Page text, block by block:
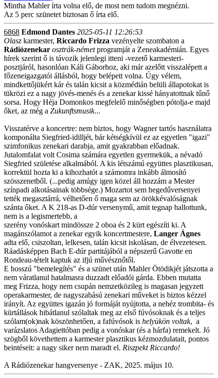
Mintha Mahler írta volna elő, de most nem tudom megnézni.
Az 5 perc szünetet biztosan ő írta elő.
6868 Edmond Dantes 2025-05-11 12:26:53
Olasz karmester, Riccardo Frizza vezényelte szombaton a
Rádiózenekar osztrák-németprogramját a Zeneakadémián. Egyes
hírek szerint ő is távozik jelenlegi itteni -vezető karmesteri-
posztjáról, hasonlóan Káli Gáborhoz, aki már azelőtt visszalépett a
főzeneigazgatói állásból, hogy belépett volna. Úgy vélem,
mindkettőjükért kár és talán kicsit a közmédián belüli állapotokat is
tükrözi ez a nagy jövés-menés és a zenekar kissé hányatottnak tűnő
sorsa. Hogy Héja Domonkos megfelelő minőségben pótolja-e majd
őket, az még a Zukunftsmusik...
Visszatérve a koncertre: nem biztos, hogy Wagner tartós használatra
komponálta Siegfried-idilljét, bár kétségkívül ez az egyetlen "igazi"
szimfonikus zenekari darabja, amit gyakrabban előadnak.
Jutalomfalat volt Cosima számára egyetlen gyermekük, a névadó
Siegfried születése alkalmából. A kis létszámú együttes plasztikusan,
korrektül hozta ki a kihozhatót a számomra inkább álmosító
szösszenetből. (...pedig amúgy igen közel áll hozzám a Mester
színpadi alkotásainak többsége.) Mozartot sem hegedűversenyei
tették megasztárrá, vélhetően ő maga sem az örökkévalóságnak
szánta őket. A K 218-as D-dúr versenymű, amit tegnap hallottunk,
nem is a legismertebb, a
szerény vonóskart mindössze 2 oboa és 2 kürt egészíti ki. A
magánszólamot a zenekar egyik koncertmestere, Langer Ágnes
adta elő, csiszoltan, lelkesen, talán kicsit iskolásan, de élvezetesen.
Ráadásképpen Bach E-dúr partitájából a népszerű Gavotte en
Rondeau-tételt kaptuk az ifjú művésznőtől.
E hosszú "bemelegítés" és a szünet után Mahler Ötödikjét játszotta a
nem váratlanul hatalmasra duzzadt előadói gárda. Ebben mutatta
meg Frizza, hogy nem csupán nemzetközileg is magasan jegyzett
operakarmester, de nagyszabású zenekari műveket is biztos kézzel
irányít. Az együttes igazán jó formáját nyújtotta, a nehéz trombita- és
kürtállások hibátlanul szólaltak meg az első fúvósoknak és a teljes
szólam(ok)nak köszönhetően, a fafúvósok is helyükön voltak, a
varázslatos Adagiettóban pedig a vonóskar (és a hárfa) remekelt. Jó
szögből követhettem a karmester plasztikus kézmozdulatait, pontos
beintéseit: a nagy siker nem maradt el. Riszpekt Riccardo!
A Rádiózenekar hangversenye - ZAK, 2025. május 10.